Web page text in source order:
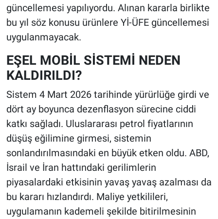
güncellemesi yapılıyordu. Alınan kararla birlikte
bu yıl söz konusu ürünlere Yİ-ÜFE güncellemesi
uygulanmayacak.
EŞEL MOBİL SİSTEMİ NEDEN
KALDIRILDI?
Sistem 4 Mart 2026 tarihinde yürürlüğe girdi ve
dört ay boyunca dezenflasyon sürecine ciddi
katkı sağladı. Uluslararası petrol fiyatlarının
düşüş eğilimine girmesi, sistemin
sonlandırılmasındaki en büyük etken oldu. ABD,
İsrail ve İran hattındaki gerilimlerin
piyasalardaki etkisinin yavaş yavaş azalması da
bu kararı hızlandırdı. Maliye yetkilileri,
uygulamanın kademeli şekilde bitirilmesinin